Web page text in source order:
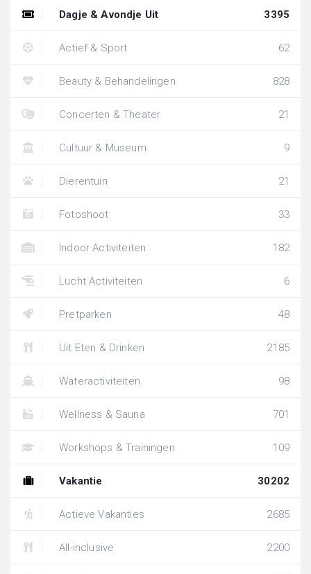
Dagje & Avondje Uit 3395
Actief & Sport 62
Beauty & Behandelingen 828
Concerten & Theater 21
Cultuur & Museum 9
Dierentuin 21
Fotoshoot 33
Indoor Activiteiten 182
Lucht Activiteiten 6
Pretparken 48
Uit Eten & Drinken 2185
Wateractiviteiten 98
Wellness & Sauna 701
Workshops & Trainingen 109
Vakantie 30202
Actieve Vakanties 2685
All-inclusive 2200